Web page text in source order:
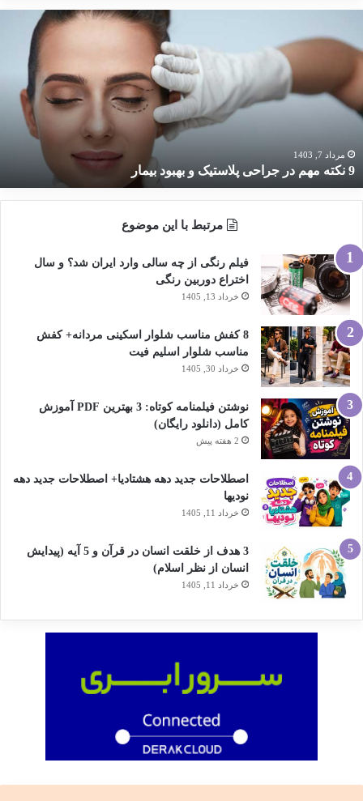
مهم
جراحی
پلاستیک
و
بیمارمرداد 7, 1403
9 نکته مهم در جراحی پلاستیک و بهبود بیمار
مرتبط با این موضوع
فیلم رنگی از چه سالی وارد ایران شد؟ و سال
اختراع دوربین رنگی
خرداد 13, 1405
8 کفش مناسب شلوار اسکینی مردانه+ کفش
مناسب شلوار اسلیم فیت
خرداد 30, 1405
نوشتن فیلمنامه کوتاه: 3 بهترین PDF آموزش
کامل (دانلود رایگان)
2 هفته پیش
اصطلاحات جدید دهه هشتادیا+ اصطلاحات جدید دهه
نودیها
خرداد 11, 1405
3 هدف از خلقت انسان در قرآن و 5 آیه (پیدایش
انسان از نظر اسلام)
خرداد 11, 1405